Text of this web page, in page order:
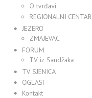
O tvrđavi
REGIONALNI CENTAR
JEZERO
ZMAJEVAC
FORUM
TV iz Sandžaka
TV SJENICA
OGLASI
Kontakt